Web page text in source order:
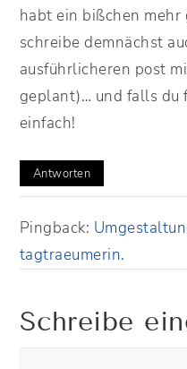
habt ein bißchen
schreibe demnächst
ausführlicheren post
geplant)… und falls du
einfach!
Antworten
Pingback:
tagtraeumerin.
Schreibe